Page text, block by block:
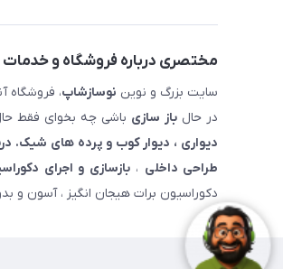
مختصری درباره فروشگاه و خدمات
سایت بزرگ و نوین نوسازشاپ، فروشگاه
در حالباز سازی باشی چه بخوای فقط
دیواری ، دیوار کوب و پرده های شیک.
طراحی داخلی ،بازسازی و اجرای
دکوراسیون برات هیجان انگیز ، آسون و